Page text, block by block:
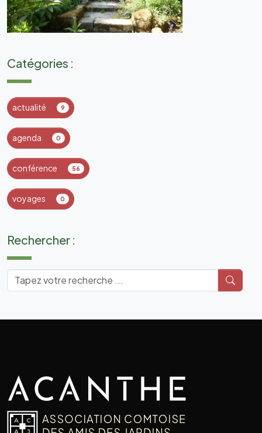
Rechercher :
Catégories :
actualité 9
agenda 0
conférence 56
voyages 0